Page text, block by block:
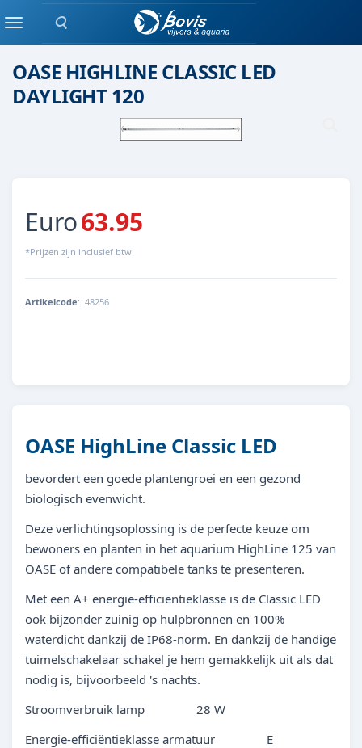
Zoeken
Menu
OASE HIGHLINE CLASSIC LED
DAYLIGHT 120
Euro63.95
*Prijzen zijn inclusief btw
Artikelcode: 48256
OASE HighLine Classic LED
bevordert een goede plantengroei en een gezond
biologisch evenwicht.
Deze verlichtingsoplossing is de perfecte keuze om
bewoners en planten in het aquarium HighLine 125 van
OASE of andere compatibele tanks te presenteren.
Met een A+ energie-efficiëntieklasse is de Classic LED
ook bijzonder zuinig op hulpbronnen en 100%
waterdicht dankzij de IP68-norm. En dankzij de handige
tuimelschakelaar schakel je hem gemakkelijk uit als dat
nodig is, bijvoorbeeld 's nachts.
Stroomverbruik lamp 28 W
Energie-efficiëntieklasse armatuur E